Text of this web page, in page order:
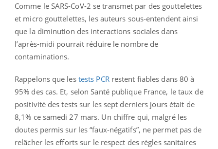
Comme le SARS-CoV-2 se transmet par des gouttelettes
et micro gouttelettes, les auteurs sous-entendent ainsi
que la diminution des interactions sociales dans
l’après-midi pourrait réduire le nombre de
contaminations.
Rappelons que les tests PCRrestent fiables dans 80 à
95% des cas. Et, selon Santé publique France, le taux de
positivité des tests sur les sept derniers jours était de
8,1% ce samedi 27 mars. Un chiffre qui, malgré les
doutes permis sur les “faux-négatifs”, ne permet pas de
relâcher les efforts sur le respect des règles sanitaires